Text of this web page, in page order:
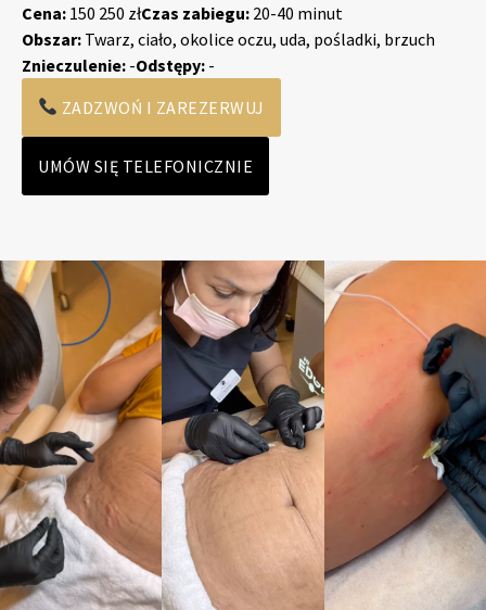
Cena: 150 250 złCzas zabiegu: 20-40 minut
Obszar: Twarz, ciało, okolice oczu, uda, pośladki, brzuch
Znieczulenie: -Odstępy: -
ZADZWOŃ I ZAREZERWUJ
UMÓW SIĘ TELEFONICZNIE